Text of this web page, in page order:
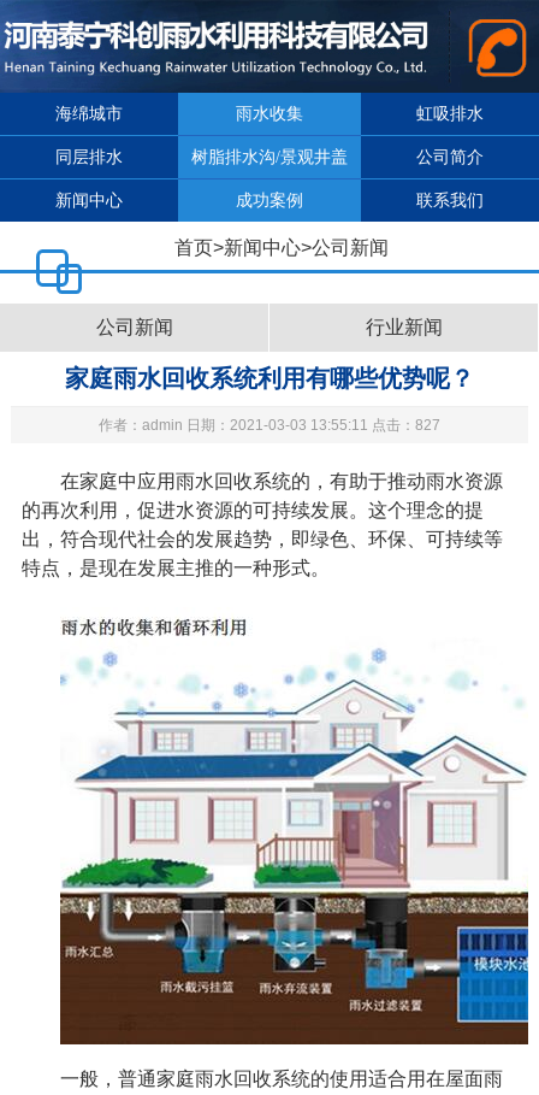
海绵城市 雨水收集 虹吸排水
同层排水 树脂排水沟/景观井盖 公司简介
新闻中心 成功案例 联系我们
首页>新闻中心>公司新闻
公司新闻 行业新闻
家庭雨水回收系统利用有哪些优势呢？
作者：admin 日期：2021-03-03 13:55:11 点击：827
在家庭中应用雨水回收系统的，有助于推动雨水资源
的再次利用，促进水资源的可持续发展。这个理念的提
出，符合现代社会的发展趋势，即绿色、环保、可持续等
特点，是现在发展主推的一种形式。
一般，普通家庭雨水回收系统的使用适合用在屋面雨